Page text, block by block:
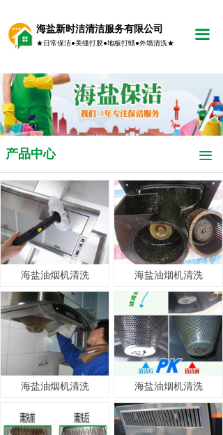
海盐新时洁清洁服务有限公司
★日常保洁●美缝打胶●地板打蜡●外墙清洗★
끀
끀
产品中心
海盐油烟机清洗 海盐油烟机清洗
海盐油烟机清洗 海盐油烟机清洗